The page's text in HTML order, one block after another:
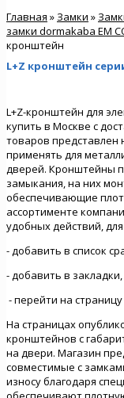
Главная » Замки »
замки dormakaba EM
кронштейн
L+Z кронштейн серии
L+Z-кронштейн для
купить в Москве с
товаров
применять для
дверей. Кронштейны
замыкания, на них
обеспечивающие
ассортименте
удобных действий,
- добавить в список
- добавить в
- перейти на
На страницах
кронштейнов с
на двери. Магазин
совместимые с
износу благодаря